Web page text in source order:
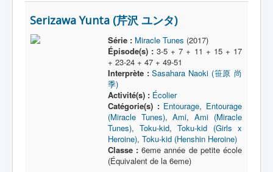
Serizawa Yunta (芹沢 ユンタ)
Série : Miracle Tunes (2017)
Épisode(s) : 3-5 + 7 + 11 + 15 + 17
+ 23-24 + 47 + 49-51
Interprète : Sasahara Naoki (笹原 尚
季)
Activité(s) : Écolier
Catégorie(s) : Entourage, Entourage
(Miracle Tunes),Ami,Ami (Miracle
Tunes),Toku-kid,Toku-kid (Girls x
Heroine), Toku-kid (Henshin Heroine)
Classe : 6eme année de petite école
(Équivalent de la 6eme)